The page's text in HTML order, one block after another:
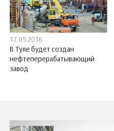
17.05.2016
В Туле будет создан
нефтеперерабатывающий
завод